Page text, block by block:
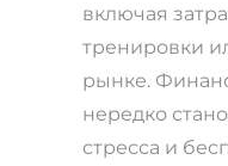
включая
тренировки
рынке.
нередко
стресса и